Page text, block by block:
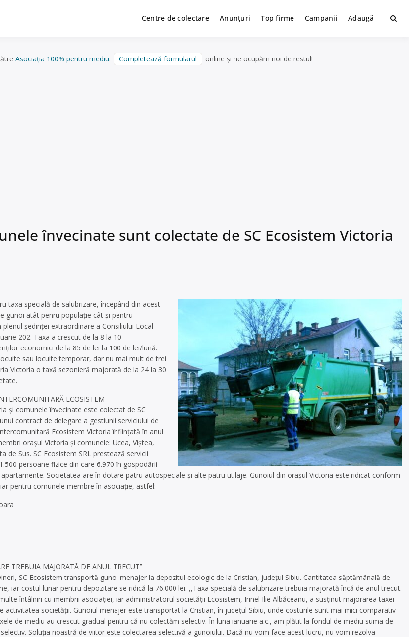
Centre de colectare Anunțuri Top firme Campanii Adaugă
Asociația 100% pentru mediu. Completează formularul online și ne ocupăm noi de restul!
învecinate sunt colectate de SC Ecosistem Victoria
taxa specială de salubrizare, începând din acest
gunoi atât penru populaţie cât şi pentru
şedinţei extraordinare a Consiliului Local
202. Taxa a crescut de la 8 la 10
economici de la 85 de lei la 100 de lei/lună.
sau locuite temporar, dar nu mai mult de trei
Victoria o taxă sezonieră majorată de la 24 la 30
ECOSISTEM
şi comunele învecinate este colectat de SC
contract de delegare a gestiunii serviciului de
Ecosistem Victoria înfiinţată în anul
oraşul Victoria şi comunele: Ucea, Viştea,
de Sus. SC Ecosistem SRL prestează servicii
persoane fizice din care 6.970 în gospodării
Societatea are în dotare patru autospeciale şi alte patru utilaje. Gunoiul din oraşul Victoria este ridicat conform
pentru comunele membre în asociaţie, astfel:
TREBUIA MAJORATĂ DE ANUL TRECUT’’
SC Ecosistem transportă gunoi menajer la depozitul ecologic de la Cristian, judeţul Sibiu. Cantitatea săptămânală de
iar costul lunar pentru depozitare se ridică la 76.000 lei. ,,Taxa specială de salubrizare trebuia majorată încă de anul trecut.
întâlniri cu membrii asociaţiei, iar administratorul societăţii Ecosistem, Irinel Ilie Albăceanu, a susţinut majorarea taxei
activitatea societăţii. Gunoiul menajer este transportat la Cristian, în judeţul Sibiu, unde costurile sunt mai mici comparativ
de mediu au crescut gradual pentru că nu colectăm selectiv. În luna ianuarie a.c., am plătit la fondul de mediu suma de
Soluţia noastră de viitor este colectarea selectivă a gunoiului. Dacă nu vom face acest lucru, nu vom rezolva